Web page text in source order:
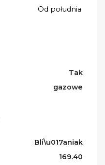
Od południa
Tak
gazowe
Bli\u017aniak
169.40